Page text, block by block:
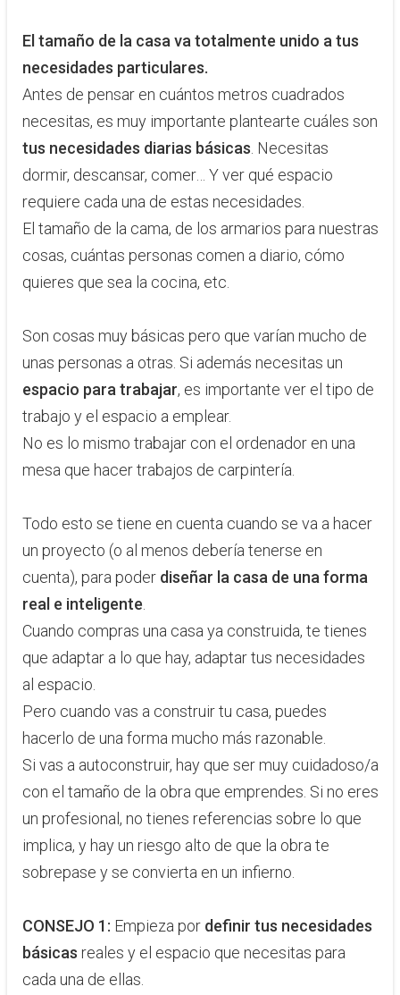
El tamaño de la casa va totalmente unido a tus
necesidades particulares.
Antes de pensar en cuántos metros cuadrados
necesitas, es muy importante plantearte cuáles son
tus necesidades diarias básicas . Necesitas
dormir, descansar, comer… Y ver qué espacio
requiere cada una de estas necesidades.
El tamaño de la cama, de los armarios para nuestras
cosas, cuántas personas comen a diario, cómo
quieres que sea la cocina, etc.
Son cosas muy básicas pero que varían mucho de
unas personas a otras. Si además necesitas un
espacio para trabajar, es importante ver el tipo de
trabajo y el espacio a emplear.
No es lo mismo trabajar con el ordenador en una
mesa que hacer trabajos de carpintería.
Todo esto se tiene en cuenta cuando se va a hacer
un proyecto (o al menos debería tenerse en
cuenta), para poder diseñar la casa de una forma
real e inteligente
Cuando compras una casa ya construida, te tienes
que adaptar a lo que hay, adaptar tus necesidades
al espacio.
Pero cuando vas a construir tu casa, puedes
hacerlo de una forma mucho más razonable.
Si vas a autoconstruir, hay que ser muy cuidadoso/a
con el tamaño de la obra que emprendes. Si no eres
un profesional, no tienes referencias sobre lo que
implica, y hay un riesgo alto de que la obra te
sobrepase y se convierta en un infierno.
CONSEJO 1: Empieza por definir tus necesidades
básicas reales y el espacio que necesitas para
cada una de ellas.